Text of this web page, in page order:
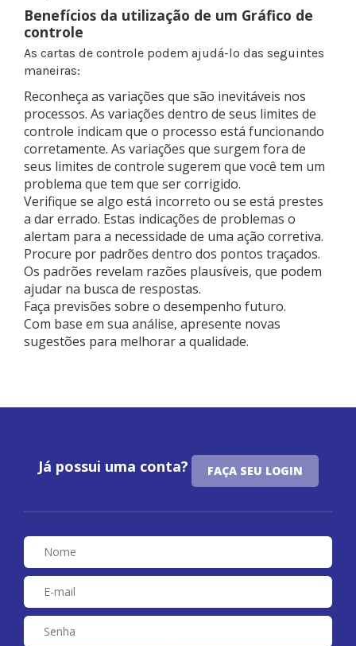
Benefícios da utilização de um Gráfico de
controle
As cartas de controle podem ajudá-lo das seguintes
maneiras:
Reconheça as variações que são inevitáveis nos
processos. As variações dentro de seus limites de
controle indicam que o processo está funcionando
corretamente. As variações que surgem fora de
seus limites de controle sugerem que você tem um
problema que tem que ser corrigido.
Verifique se algo está incorreto ou se está prestes
a dar errado. Estas indicações de problemas o
alertam para a necessidade de uma ação corretiva.
Procure por padrões dentro dos pontos traçados.
Os padrões revelam razões plausíveis, que podem
ajudar na busca de respostas.
Faça previsões sobre o desempenho futuro.
Com base em sua análise, apresente novas
sugestões para melhorar a qualidade.
Já possui uma conta? FAÇA SEU LOGIN